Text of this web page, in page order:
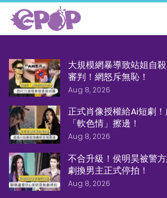
大規模網暴導致站姐自
審判！網怒斥無恥！
Aug 8, 2026
正式肖像授權給Ai短劇
「軟色情」擦邊！
Aug 8, 2026
不合升級！侯明昊被警
劇換男主正式停拍！
Aug 8, 2026